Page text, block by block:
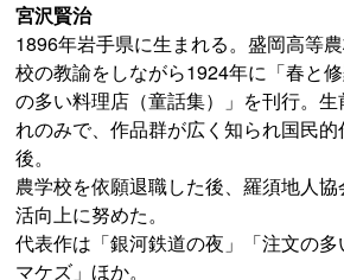
宮沢賢治
1896年岩手県に生まれる。盛岡高等
校の教諭をしながら1924年に「春と
の多い料理店（童話集）」を刊行。
れのみで、作品群が広く知られ国民
後。
農学校を依願退職した後、羅須地人
活向上に努めた。
代表作は「銀河鉄道の夜」「注文の
マケズ」ほか。